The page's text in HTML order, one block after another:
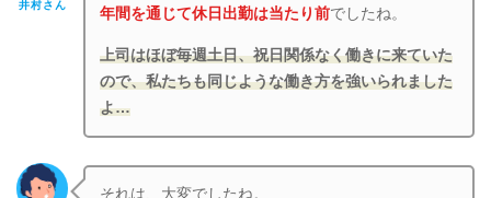
井村さん
年間を通じて休日出勤は当たり前でしたね。
上司はほぼ毎週土日、祝日関係なく働きに来ていた
ので、私たちも同じような働き方を強いられました
よ…
それは、大変でしたね。